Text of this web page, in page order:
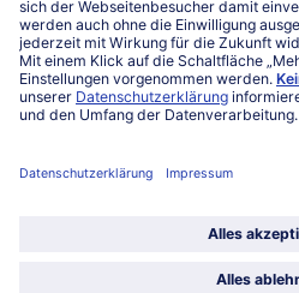
Land / Sprache wählen